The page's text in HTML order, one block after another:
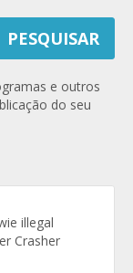
e outros
do seu
illegal
Crasher